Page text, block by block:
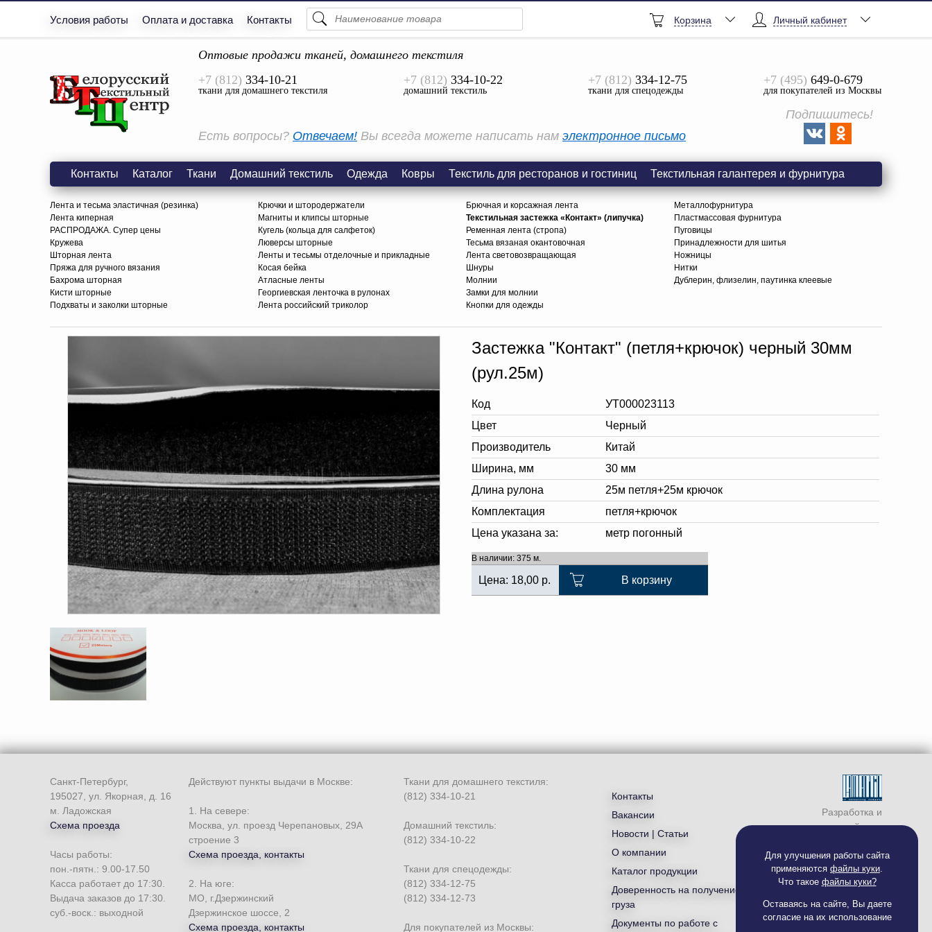
Для улучшения работы сайта
применяются файлы куки.
Что такое файлы куки?
Оставаясь на сайте, Вы даете
согласие на их использование
Условия работы Оплата и доставка Контакты
Просмотреть Все
Личный кабинет
Корзина
Оптовые продажи тканей, домашнего текстиля
+7 (812) 334-10-21
ткани для домашнего текстиля
+7 (812) 334-10-22
домашний текстиль
+7 (812) 334-12-75
ткани для спецодежды
+7 (495) 649-0-679
для покупателей из Москвы
Есть вопросы? Отвечаем! Вы всегда можете написать нам электронное письмо
Подпишитесь!
Контакты Каталог Ткани Домашний текстиль Одежда Ковры Текстиль для ресторанов и гостиниц Текстильная галантерея и фурнитура
Лента и тесьма эластичная (резинка)
Лента киперная
РАСПРОДАЖА. Супер цены
Кружева
Шторная лента
Пряжа для ручного вязания
Бахрома шторная
Кисти шторные
Подхваты и заколки шторные
Крючки и штородержатели
Магниты и клипсы шторные
Кугель (кольца для салфеток)
Люверсы шторные
Ленты и тесьмы отделочные и прикладные
Косая бейка
Атласные ленты
Георгиевская ленточка в рулонах
Лента российский триколор
Брючная и корсажная лента
Текстильная застежка «Контакт» (липучка)
Ременная лента (стропа)
Тесьма вязаная окантовочная
Лента световозвращающая
Шнуры
Молнии
Замки для молнии
Кнопки для одежды
Металлофурнитура
Пластмассовая фурнитура
Пуговицы
Принадлежности для шитья
Ножницы
Нитки
Дублерин, флизелин, паутинка клеевые
Застежка "Контакт" (петля+крючок) черный 30мм
(рул.25м)
Код
УТ000023113
Цвет
Черный
Производитель
Китай
Ширина, мм
30 мм
Длина рулона
25м петля+25м крючок
Комплектация
петля+крючок
Цена указана за:
метр погонный
В наличии: 375 м.
Цена: 18,00 р. В корзину
Разработка и
продвижение сайта —
Санкт-Петербург,
195027, ул. Якорная, д. 16
м. Ладожская
Схема проезда
Часы работы:
пон.-пятн.: 9.00-17.50
Касса работает до 17:30.
Выдача заказов до 17:30.
суб.-воск.: выходной
Действуют пункты выдачи в Москве:
1. На севере:
Москва, ул. проезд Черепановых, 29А
строение 3
Схема проезда, контакты
2. На юге:
МО, г.Дзержинский
Дзержинское шоссе, 2
Схема проезда, контакты
Ткани для домашнего текстиля:
(812) 334-10-21
Домашний текстиль:
(812) 334-10-22
Ткани для спецодежды:
(812) 334-12-75
(812) 334-12-73
Для покупателей из Москвы:
Контакты
Вакансии
Новости | Статьи
О компании
Каталог продукции
Доверенность на получение
груза
Документы по работе с